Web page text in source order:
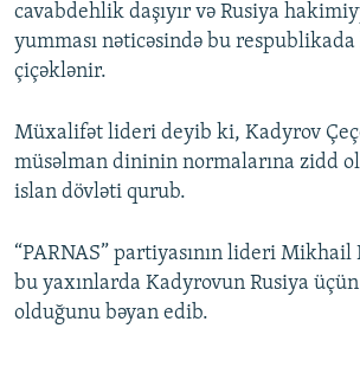
cavabdehlik daşıyır və Rusiya
yumması nəticəsində bu
çiçəklənir.
Müxalifət lideri deyib ki, Kadyrov
müsəlman dininin normalarına zidd
islan dövləti qurub.
“PARNAS” partiyasının lideri Mikhail
bu yaxınlarda Kadyrovun Rusiya üçün
olduğunu bəyan edib.